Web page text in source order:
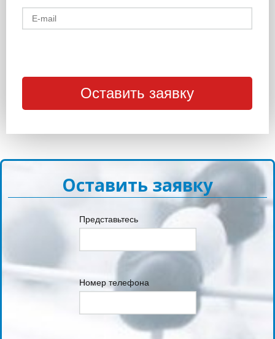
Оставить заявку
Представьтесь
Номер телефона